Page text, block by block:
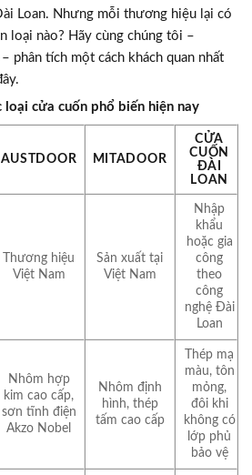
Loan. Nhưng mỗi thương hiệu lại có
loại nào? Hãy cùng chúng tôi –
phân tích một cách khách quan nhất
loại cửa cuốn phổ biến hiện nay
AUSTDOOR MITADOOR
CỬA
CUỐN
ĐÀI
LOAN
Thương hiệu
Việt Nam
Sản xuất tại
Việt Nam
Nhập
khẩu
hoặc gia
công
theo
công
nghệ Đài
Loan
Nhôm hợp
kim cao cấp,
sơn tĩnh điện
Akzo Nobel
Nhôm định
hình, thép
tấm cao cấp
Thép mạ
màu, tôn
mỏng,
đôi khi
không có
lớp phủ
bảo vệ